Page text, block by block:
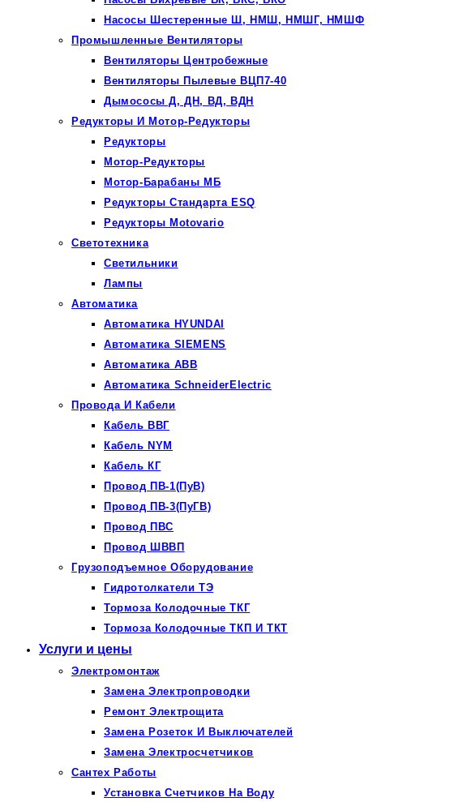
Насосы Шестеренные Ш, НМШ, НМШГ, НМШФ
Промышленные Вентиляторы
Вентиляторы Центробежные
Вентиляторы Пылевые ВЦП7-40
Дымососы Д, ДН, ВД, ВДН
Редукторы И Мотор-Редукторы
Редукторы
Мотор-Редукторы
Мотор-Барабаны МБ
Редукторы Стандарта ESQ
Редукторы Motovario
Светотехника
Светильники
Лампы
Автоматика
Автоматика HYUNDAI
Автоматика SIEMENS
Автоматика ABB
Автоматика SchneiderElectric
Провода И Кабели
Кабель ВВГ
Кабель NYM
Кабель КГ
Провод ПВ-1(ПуВ)
Провод ПВ-3(ПуГВ)
Провод ПВС
Провод ШВВП
Грузоподъемное Оборудование
Гидротолкатели ТЭ
Тормоза Колодочные ТКГ
Тормоза Колодочные ТКП И ТКТ
Услуги и цены
Электромонтаж
Замена Электропроводки
Ремонт Электрощита
Замена Розеток И Выключателей
Замена Электросчетчиков
Сантех Работы
Установка Счетчиков На Воду